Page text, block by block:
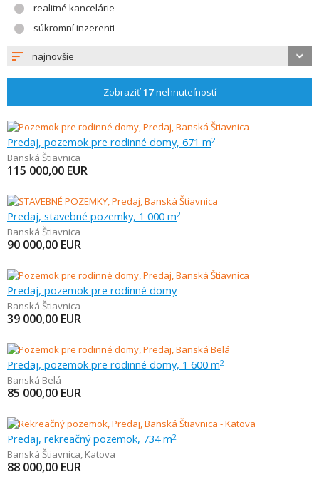
realitné kancelárie
súkromní inzerenti
najnovšie
Zobraziť17nehnuteľností
Predaj, pozemok pre rodinné domy, 671 m2
Banská Štiavnica
115 000,00 EUR
Predaj, stavebné pozemky, 1 000 m2
Banská Štiavnica
90 000,00 EUR
Predaj, pozemok pre rodinné domy
Banská Štiavnica
39 000,00 EUR
Predaj, pozemok pre rodinné domy, 1 600 m2
Banská Belá
85 000,00 EUR
Predaj, rekreačný pozemok, 734 m2
Banská Štiavnica, Katova
88 000,00 EUR